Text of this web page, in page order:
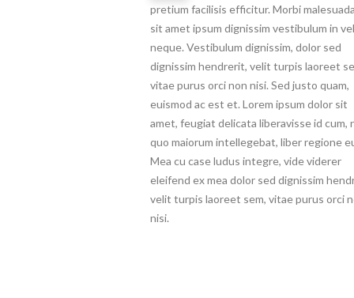
pretium facilisis efficitur. Morbi
sit amet ipsum dignissim vestibulum in vel
neque. Vestibulum dignissim, dolor sed
dignissim hendrerit, velit turpis laoreet
vitae purus orci non nisi. Sed justo quam,
euismod ac est et. Lorem ipsum dolor sit
amet, feugiat delicata liberavisse id cum,
quo maiorum intellegebat, liber regione
Mea cu case ludus integre, vide viderer
eleifend ex mea dolor sed dignissim
velit turpis laoreet sem, vitae purus orci
nisi.